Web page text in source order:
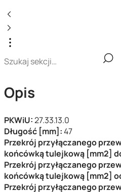
Opis
PKWiU:27.33.13.0
Długość [mm]:47
Przekrój przyłączanego
końcówką tulejkową [mm2]
Przekrój przyłączanego
końcówką tulejkową [mm2]
Przekrój przyłączanego